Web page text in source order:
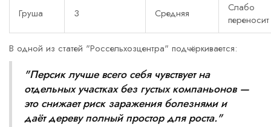
Груша 3 Средняя
Слабо
переносит
В одной из статей "Россельхозцентра" подчёркивается:
"Персик лучше всего себя чувствует на
отдельных участках без густых компаньонов —
это снижает риск заражения болезнями и
даёт дереву полный простор для роста."